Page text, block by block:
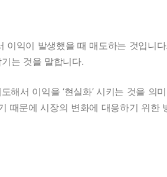
이익이 발생했을 때 매도하는 것입니
는 것을 말합니다.
해서 이익을 ‘현실화’ 시키는 것을 의
때문에 시장의 변화에 대응하기 위한